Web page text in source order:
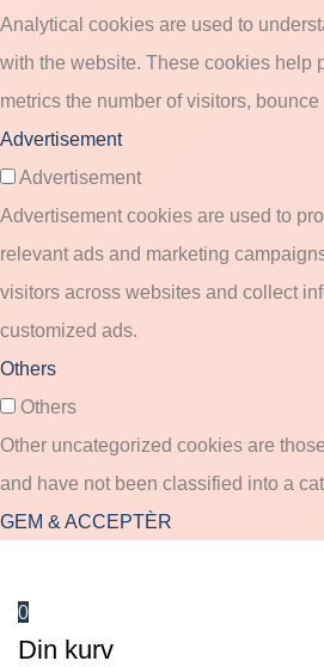
Analytical cookies are used to
with the website. These cookies help
metrics the number of visitors,
Advertisement
Advertisement
Advertisement cookies are used to
relevant ads and marketing
visitors across websites and collect
customized ads.
Others
Others
Other uncategorized cookies are
and have not been classified into a
GEM & ACCEPTÈR
0
Din kurv